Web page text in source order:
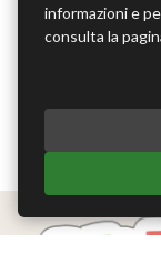
informazioni e
consulta la